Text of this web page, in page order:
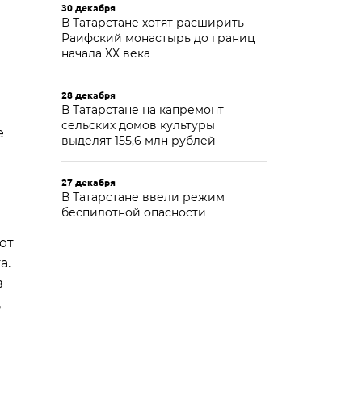
30 декабря
В Татарстане хотят расширить
Раифский монастырь до границ
начала XX века
28 декабря
В Татарстане на капремонт
сельских домов культуры
выделят 155,6 млн рублей
27 декабря
В Татарстане ввели режим
беспилотной опасности